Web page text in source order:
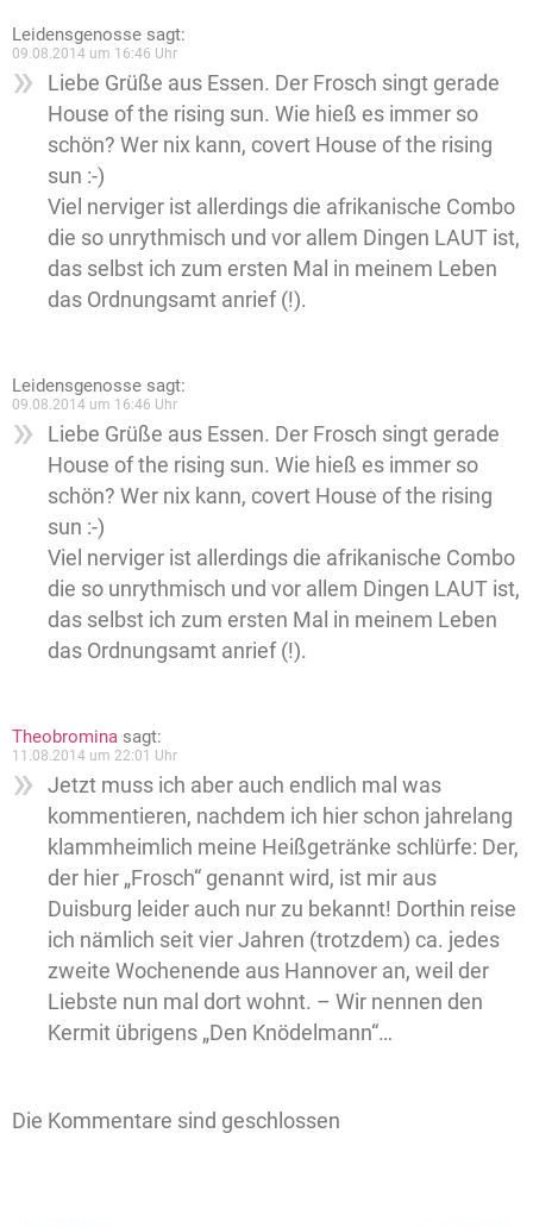
Leidensgenosse sagt:
09.08.2014 um 16:46 Uhr
Liebe Grüße aus Essen. Der Frosch singt gerade
House of the rising sun. Wie hieß es immer so
schön? Wer nix kann, covert House of the rising
sun :-)
Viel nerviger ist allerdings die afrikanische Combo
die so unrythmisch und vor allem Dingen LAUT ist,
das selbst ich zum ersten Mal in meinem Leben
das Ordnungsamt anrief (!).
Leidensgenosse sagt:
09.08.2014 um 16:46 Uhr
Liebe Grüße aus Essen. Der Frosch singt gerade
House of the rising sun. Wie hieß es immer so
schön? Wer nix kann, covert House of the rising
sun :-)
Viel nerviger ist allerdings die afrikanische Combo
die so unrythmisch und vor allem Dingen LAUT ist,
das selbst ich zum ersten Mal in meinem Leben
das Ordnungsamt anrief (!).
Theobromina sagt:
11.08.2014 um 22:01 Uhr
Jetzt muss ich aber auch endlich mal was
kommentieren, nachdem ich hier schon jahrelang
klammheimlich meine Heißgetränke schlürfe: Der,
der hier „Frosch“ genannt wird, ist mir aus
Duisburg leider auch nur zu bekannt! Dorthin reise
ich nämlich seit vier Jahren (trotzdem) ca. jedes
zweite Wochenende aus Hannover an, weil der
Liebste nun mal dort wohnt. – Wir nennen den
Kermit übrigens „Den Knödelmann“…
Die Kommentare sind geschlossen